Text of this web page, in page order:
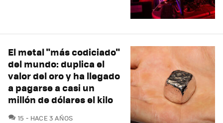
El metal "más codiciado"
del mundo: duplica el
valor del oro y ha llegado
a pagarse a casi un
millón de dólares el kilo
15 COMENTARIOS
HACE 3 AÑOS